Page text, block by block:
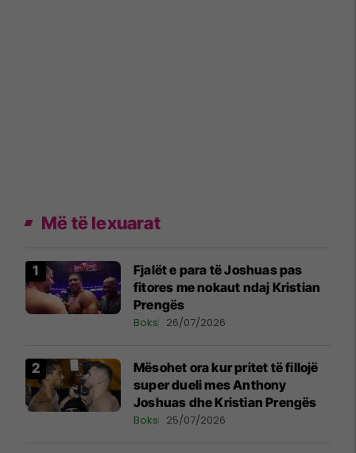
Më të lexuarat
Fjalët e para të Joshuas pas
fitores me nokaut ndaj Kristian
Prengës
Boks 26/07/2026
Mësohet ora kur pritet të fillojë
super dueli mes Anthony
Joshuas dhe Kristian Prengës
Boks 25/07/2026